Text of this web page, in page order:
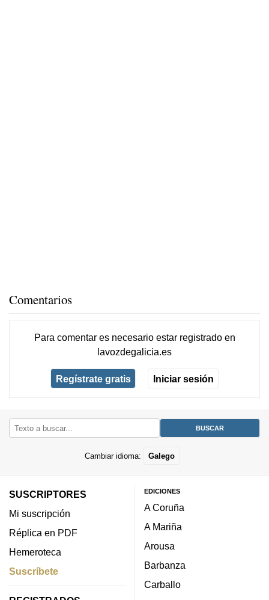
Comentarios
Para comentar es necesario estar registradoen
lavozdegalicia.es
Regístrate gratis Iniciar sesión
Cambiar idioma: Galego
SUSCRIPTORES
Mi suscripción
Réplica en PDF
Hemeroteca
Suscríbete
EDICIONES
A Coruña
A Mariña
Arousa
Barbanza
Carballo